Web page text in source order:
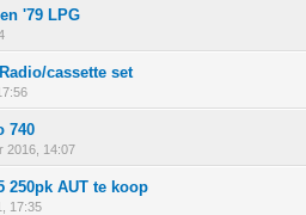
'79 LPG
5 gemiddeld
23 45
cassette set
5 gemiddeld
12345
740
2016, 14:07
5 gemiddeld
12
250pk AUT te koop
17:35
5 gemiddeld
1234 5